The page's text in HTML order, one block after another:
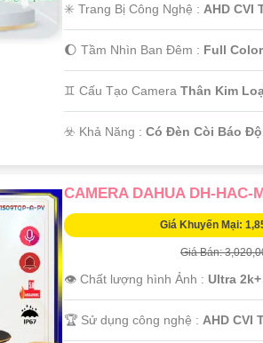
✳️ Trang Bị Công Nghệ : AHD CVI
🌔 Tầm Nhìn Ban Đêm : Full
♊ Cấu Tạo Camera Thân Kim
️☣️ Khả Năng : Có Đèn Còi Báo
CAMERA DAHUA DH-HAC-
Giá Khuyến Mại:
Giá Bán:
👁 Chất lượng hình Ảnh : Ultra
🏆 Sử dụng công nghệ : AHD CVI